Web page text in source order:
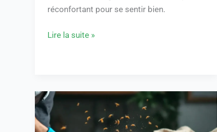
réconfortant pour se sentir bien.
Lire la suite »
Comment
se
débarrasser